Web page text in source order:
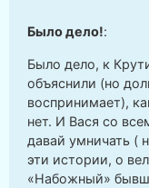
Было дело!:
Было дело, к
объяснили (но
воспринимает),
нет. И Вася со
давай умничать (
эти истории, о
«Набожный»